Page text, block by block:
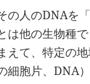
の人のDNAを
は他の生物種
えて、特定の
細胞片、DNA